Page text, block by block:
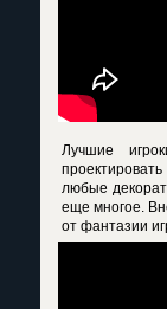
Лучшие
любые
еще многое.
от фантазии